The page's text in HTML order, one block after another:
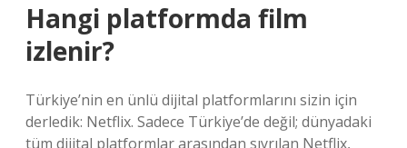
Hangi platformda film
izlenir?
Türkiye’nin en ünlü dijital platformlarını sizin için
derledik: Netflix. Sadece Türkiye’de değil; dünyadaki
tüm dijital platformlar arasından sıyrılan Netflix,